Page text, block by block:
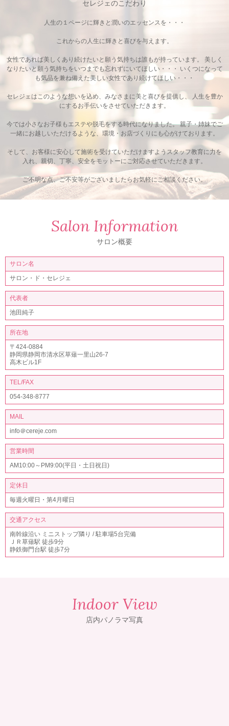
セレジェのこだわり
人生の１ページに輝きと潤いのエッセンスを・・・
これからの人生に輝きと喜びを与えます。
女性であれば美しくあり続けたいと願う気持ちは誰もが持っています。
美しく
なりたいと願う気持ちをいつまでも忘れずにいてほしい・・・
いくつになって
も気品を兼ね備えた美しい女性であり続けてほしい・・・
セレジェはこのような想いを込め、みなさまに美と喜びを提供し、
人生を豊か
にするお手伝いをさせていただきます。
今では小さなお子様もエステや脱毛をする時代になりました。親子・姉妹でご
一緒にお越しいただけるような、環境・お店づくりにも心がけております。
そして、お客様に安心して施術を受けていただけますようスタッフ教育に力を
入れ、親切、丁寧、安全をモットーにご対応させていただきます。
ご不明な点、ご不安等がございましたらお気軽にご相談ください。
Salon Information
サロン概要
サロン名
サロン・ド・セレジェ
代表者
池田純子
所在地
〒424-0884
静岡県静岡市清水区草薙一里山26-7
高木ビル1F
TEL/FAX
054-348-8777
MAIL
info＠cereje.com
営業時間
AM10:00～PM9:00(平日・土日祝日)
定休日
毎週火曜日・第4月曜日
交通アクセス
南幹線沿い ミニストップ隣り / 駐車場5台完備
ＪＲ草薙駅 徒歩9分
静鉄御門台駅 徒歩7分
Indoor View
店内パノラマ写真